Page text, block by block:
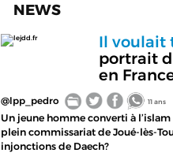
NEWS
lejdd.fr
Il voulait
portrait
en
@lpp_pedro 11 ans
Un jeune homme converti à
plein commissariat de Joué-lès-
injonctions de Daech?